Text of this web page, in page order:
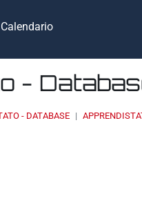
Calendario
-
- DATABASE